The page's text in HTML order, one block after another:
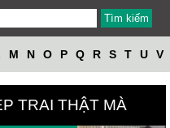
M N O P Q R S T U V
TRAI THẬT MÀ